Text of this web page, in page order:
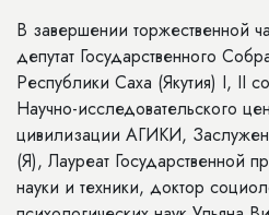
В завершении торжественной
депутат Государственного
Республики Саха (Якутия) I, II
Научно-исследовательского
цивилизации АГИКИ,
(Я), Лауреат Государственной
науки и техники, доктор